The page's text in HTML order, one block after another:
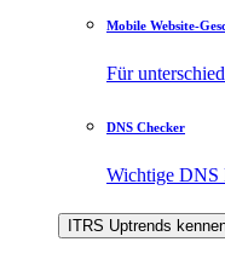
Mobile Website-
Für
DNS Checker
Wichtige DNS
ITRS Uptrends